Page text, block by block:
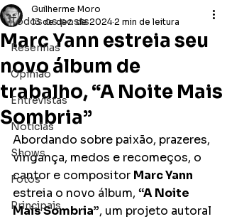
Todos os posts
Resenhas
Opinião
Entrevistas
Notícias
Shows
Fotos
Principais
Marc Yann estreia seu
novo álbum de
trabalho, “A Noite Mais
Sombria”
Guilherme Moro
13 de dez. de 2024 2 min de leitura
Abordando sobre paixão, prazeres,
vingança, medos e recomeços, o
cantor e compositor Marc Yann
estreia o novo álbum, “A Noite
Mais Sombria”, um projeto autoral